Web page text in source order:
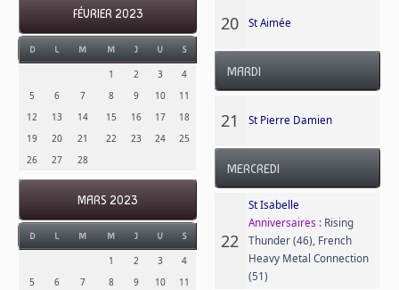
FÉVRIER 2023
D L M M J V S
1 2 3
4
5
6 7 8 9 10
11
12
13 14 15 16 17
18
19
20 21 22 23 24
25
26
27 28
MARS 2023
D L M M J V S
1 2 3
4
5
6 7 8 9 10
11
20 St Aimée
MARDI
21 St Pierre Damien
MERCREDI
22
St Isabelle
Anniversaires : Rising
Thunder (46) French
Heavy Metal Connection
(51)